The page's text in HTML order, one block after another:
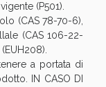
(P501).
(CAS 78-70-6),
(CAS 106-22-
a portata di
IN CASO DI